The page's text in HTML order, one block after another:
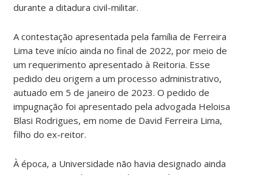
durante a ditadura civil-militar.
A contestação apresentada pela família de Ferreira
Lima teve início ainda no final de 2022, por meio de
um requerimento apresentado à Reitoria. Esse
pedido deu origem a um processo administrativo,
autuado em 5 de janeiro de 2023. O pedido de
impugnação foi apresentado pela advogada Heloisa
Blasi Rodrigues, em nome de David Ferreira Lima,
filho do ex-reitor.
À época, a Universidade não havia designado ainda